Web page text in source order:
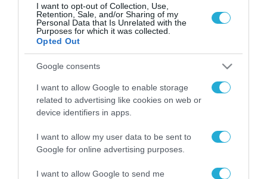
I want to opt-out of Collection, Use,
Retention, Sale, and/or Sharing of my
Personal Data that Is Unrelated with the
Purposes for which it was collected.
Opted Out
Google consents
I want to allow Google to enable storage
related to advertising like cookies on web or
device identifiers in apps.
I want to allow my user data to be sent to
Google for online advertising purposes.
I want to allow Google to send me